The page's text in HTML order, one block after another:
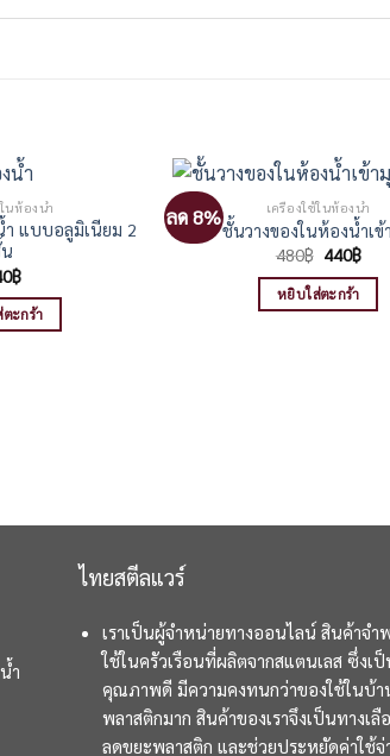
นห้องน้ำ
ำ แบบอลูมิเนียม 2
฿
ะกร้า
ลด 8% เครื่องใช้ในห้องน้ำ
ชั้นวางของในห้องน้ำเข้
480฿ Original
price
was:
480฿.
440฿
is:
หยิบใส่ตะกร้า
ำ
ไทยสตีลแวร์
เราเป็นผู้จำหน่ายทางออนไลน์ สินค้าจำ
ใช้ในครัวเรือนที่ผลิตจากสแตนเลส ซึ่งเ
คุณภาพดี มีความคงทนกว่าของใช้ในบ้า
พลาสติกมาก สินค้าของเราจึงเป็นทางเลื
ลดขยะพลาสติก และช่วยประหยัดค่าใช้จ่